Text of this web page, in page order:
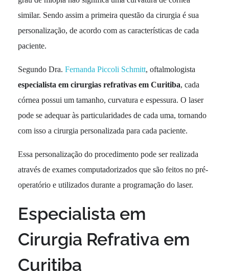
similar. Sendo assim a primeira questão da cirurgia é sua
personalização, de acordo com as características de cada
paciente.
Segundo Dra. Fernanda Piccoli Schmitt, oftalmologista
especialista em cirurgias refrativas em Curitiba, cada
córnea possui um tamanho, curvatura e espessura. O laser
pode se adequar às particularidades de cada uma, tornando
com isso a cirurgia personalizada para cada paciente.
Essa personalização do procedimento pode ser realizada
através de exames computadorizados que são feitos no pré-
operatório e utilizados durante a programação do laser.
Especialista em
Cirurgia Refrativa em
Curitiba